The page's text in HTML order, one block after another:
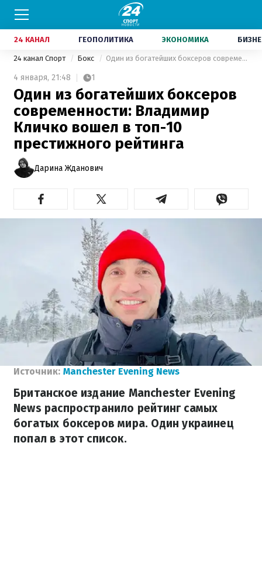
24 КАНАЛ ГЕОПОЛИТИКА ЭКОНОМИКА
24 канал Спорт Бокс Один из богатейших боксеров современности: Владимир Кличко вошел в топ-10 престижного рейтинга
4 января, 21:48 1
Один из богатейших боксеров
современности: Владимир
Кличко вошел в топ-10
престижного рейтинга
Дарина Жданович
Источник: Manchester Evening News
Британское издание Manchester Evening
News распространило рейтинг самых
богатых боксеров мира. Один украинец
попал в этот список.